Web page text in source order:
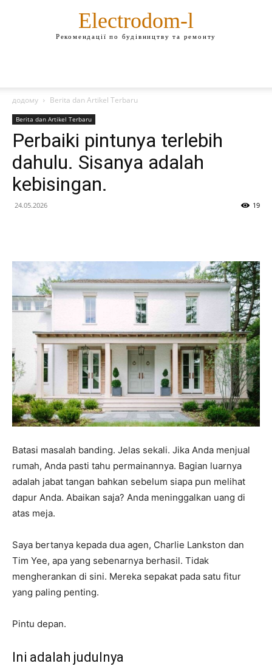
Electrodom-l
Рекомендації по будівництву та ремонту
додому Berita dan Artikel Terbaru
Berita dan Artikel Terbaru
Perbaiki pintunya terlebih
dahulu. Sisanya adalah
kebisingan.
24.05.2026 19
Batasi masalah banding. Jelas sekali. Jika Anda menjual
rumah, Anda pasti tahu permainannya. Bagian luarnya
adalah jabat tangan bahkan sebelum siapa pun melihat
dapur Anda. Abaikan saja? Anda meninggalkan uang di
atas meja.
Saya bertanya kepada dua agen, Charlie Lankston dan
Tim Yee, apa yang sebenarnya berhasil. Tidak
mengherankan di sini. Mereka sepakat pada satu fitur
yang paling penting.
Pintu depan.
Ini adalah judulnya